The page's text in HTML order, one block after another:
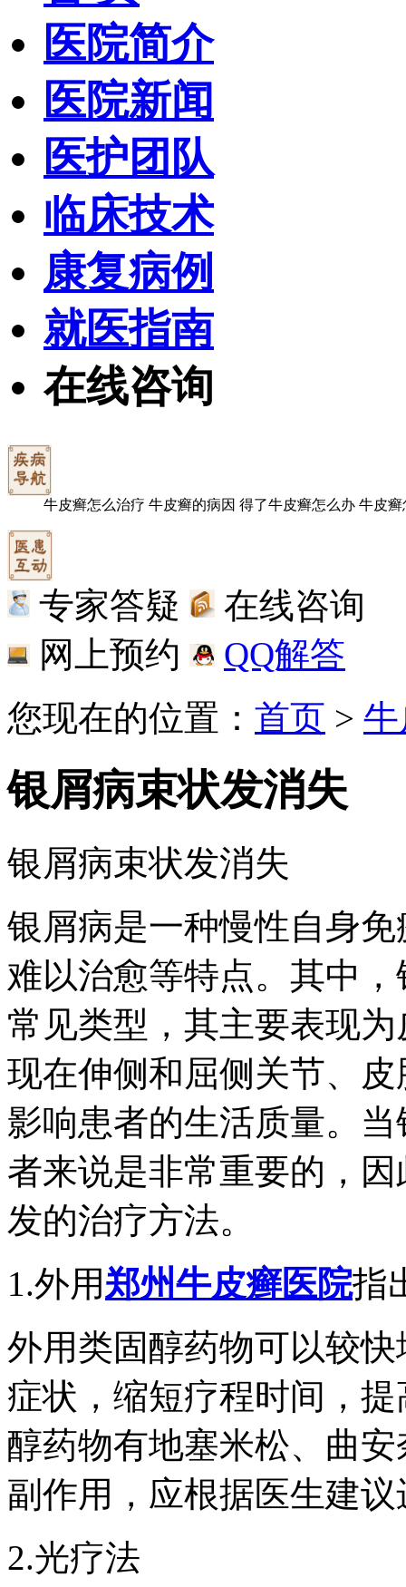
医院简介
医院新闻
医护团队
临床技术
康复病例
就医指南
在线咨询
牛皮癣怎么治疗 牛皮癣的病因 得了牛皮癣怎么办 牛皮癣
专家答疑
在线咨询
网上预约
QQ解答
您现在的位置： 首页 >
银屑病束状发消失
银屑病束状发消失
银屑病是一种慢性自身
难以治愈等特点。其中
常见类型，其主要表现
现在伸侧和屈侧关节、
影响患者的生活质量。
者来说是非常重要的，
发的治疗方法。
1.外用郑州牛皮癣医院指
外用类固醇药物可以较
症状，缩短疗程时间，
醇药物有地塞米松、曲
副作用，应根据医生建
2.光疗法